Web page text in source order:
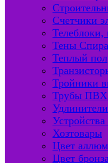
Счетчики
Телеблоки,
Тены
Теплый пол
Тройники
Трубы ПВХ
Хозтовары
Цвет
Цвет